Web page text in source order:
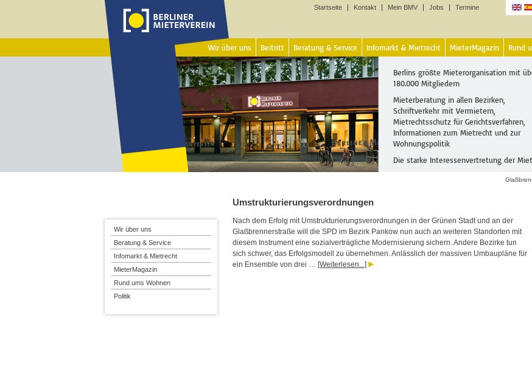
Startseite Kontakt Mein BMV Jobs Termine
Wir über uns Beitritt Beratung & Service Infomarkt & Mietrecht MieterMagazin Rund
Berlins größte Mieterorganisation mit
180.000 Mitgliedern
Mieterberatung in allen Bezirken,
Schriftverkehr mit Vermietern,
Mietrechtsschutz für Gerichtsverfahren,
Informationen zum Mietrecht und zur
Wohnungspolitik
Die starke Interessenvertretung der
Umstrukturierungsverordnungen
Nach dem Erfolg mit Umstrukturierungsverordnungen in der Grünen Stadt und an der
Glaßbrennerstraße will die SPD im Bezirk Pankow nun auch an weiteren Standorten mit
diesem Instrument eine sozialverträgliche Modernisierung sichern. Andere Bezirke tun
sich schwer, das Erfolgsmodell zu übernehmen. Anlässlich der massiven Umbaupläne für
ein Ensemble von drei … [Weiterlesen...]
Wir über uns
Beratung & Service
Infomarkt & Mietrecht
MieterMagazin
Rund ums Wohnen
Politik